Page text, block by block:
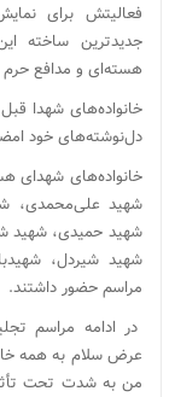
فعالیتش برای
جدیدترین ساخته
هسته‌ای و مدافع حرم
خانواده‌های شهدا
دل‌نوشته‌های خود
خانواده‌های شهدای
شهید علی‌محمدی،
شهید حمیدی، شهید
شهید شیردل،
مراسم حضور داشتند.
در ادامه مراسم
عرض سلام به همه
من به شدت تحت